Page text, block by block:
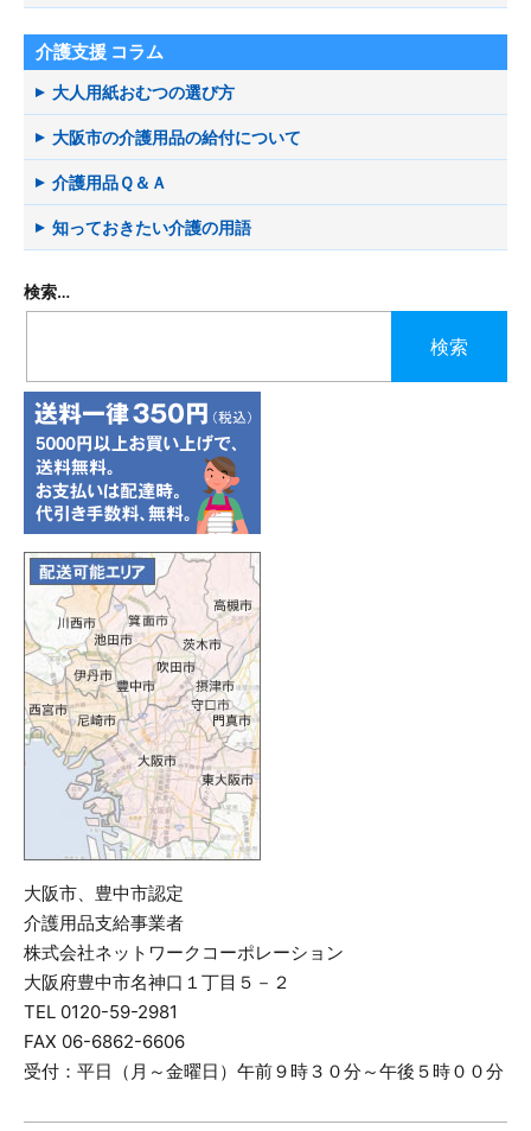
介護支援 コラム
大人用紙おむつの選び方
大阪市の介護用品の給付について
介護用品Ｑ＆Ａ
知っておきたい介護の用語
検索…
大阪市、豊中市認定
介護用品支給事業者
株式会社ネットワークコーポレーション
大阪府豊中市名神口１丁目５－２
TEL 0120-59-2981
FAX 06-6862-6606
受付：平日（月～金曜日）午前９時３０分～午後５時００分